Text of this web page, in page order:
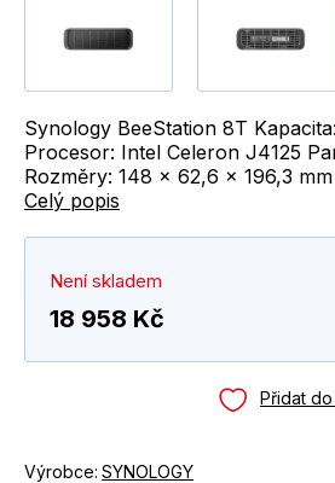
Synology BeeStation 8T
Procesor: Intel Celeron J4125
Rozměry: 148 x 62,6 x 196,3
Celý popis
Není skladem
18 958 Kč
Přidat
Výrobce: SYNOLOGY